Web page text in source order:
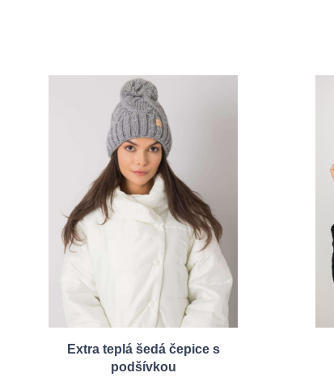
Extra teplá šedá čepice s
podšívkou